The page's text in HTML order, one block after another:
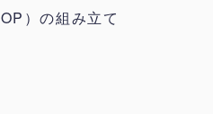
）の組み立て